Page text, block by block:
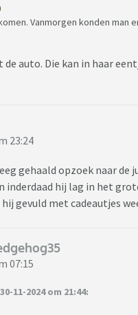
Vanmorgen konden
de auto. Die kan in haar
23:24
gehaald opzoek naar
inderdaad hij lag in het
gevuld met cadeautjes
07:15
11-2024 om 21:44: